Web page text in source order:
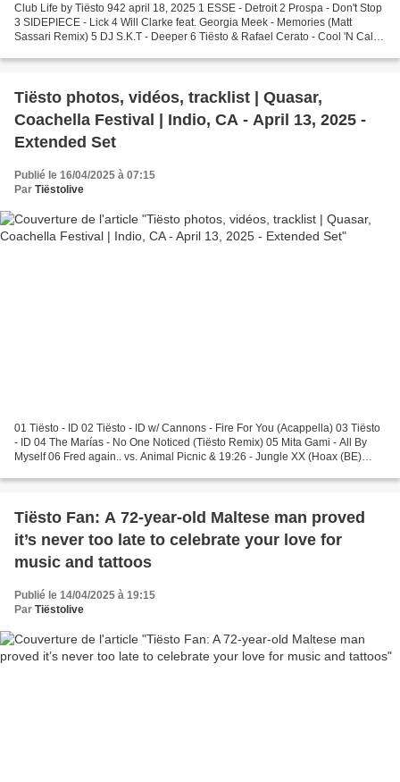
Club Life by Tiësto 942 april 18, 2025 1 ESSE - Detroit 2 Prospa - Don't Stop
3 SIDEPIECE - Lick 4 Will Clarke feat. Georgia Meek - Memories (Matt
Sassari Remix) 5 DJ S.K.T - Deeper 6 Tiësto & Rafael Cerato - Cool 'N Calm
Tiësto photos, vidéos, tracklist | Quasar,
Coachella Festival | Indio, CA - April 13, 2025 -
Extended Set
Publié le 16/04/2025 à 07:15
Par Tiëstolive
01 Tiësto - ID 02 Tiësto - ID w/ Cannons - Fire For You (Acappella) 03 Tiësto
- ID 04 The Marías - No One Noticed (Tiësto Remix) 05 Mita Gami - All By
Myself 06 Fred again.. vs. Animal Picnic & 19:26 - Jungle XX (Hoax (BE)
Tiësto Fan: A 72-year-old Maltese man proved
it’s never too late to celebrate your love for
music and tattoos
Publié le 14/04/2025 à 19:15
Par Tiëstolive